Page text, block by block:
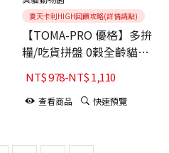
夏天卡利HIGH回饋攻略(詳情請點)
【TOMA-PRO 優格】多拚
糧/吃貨拼盤 0穀全齡貓凍
乾飼料【爐烤火鴨雞佐蘋
果】4LB
NT$978-NT$1,110
查看商品 快速預覽